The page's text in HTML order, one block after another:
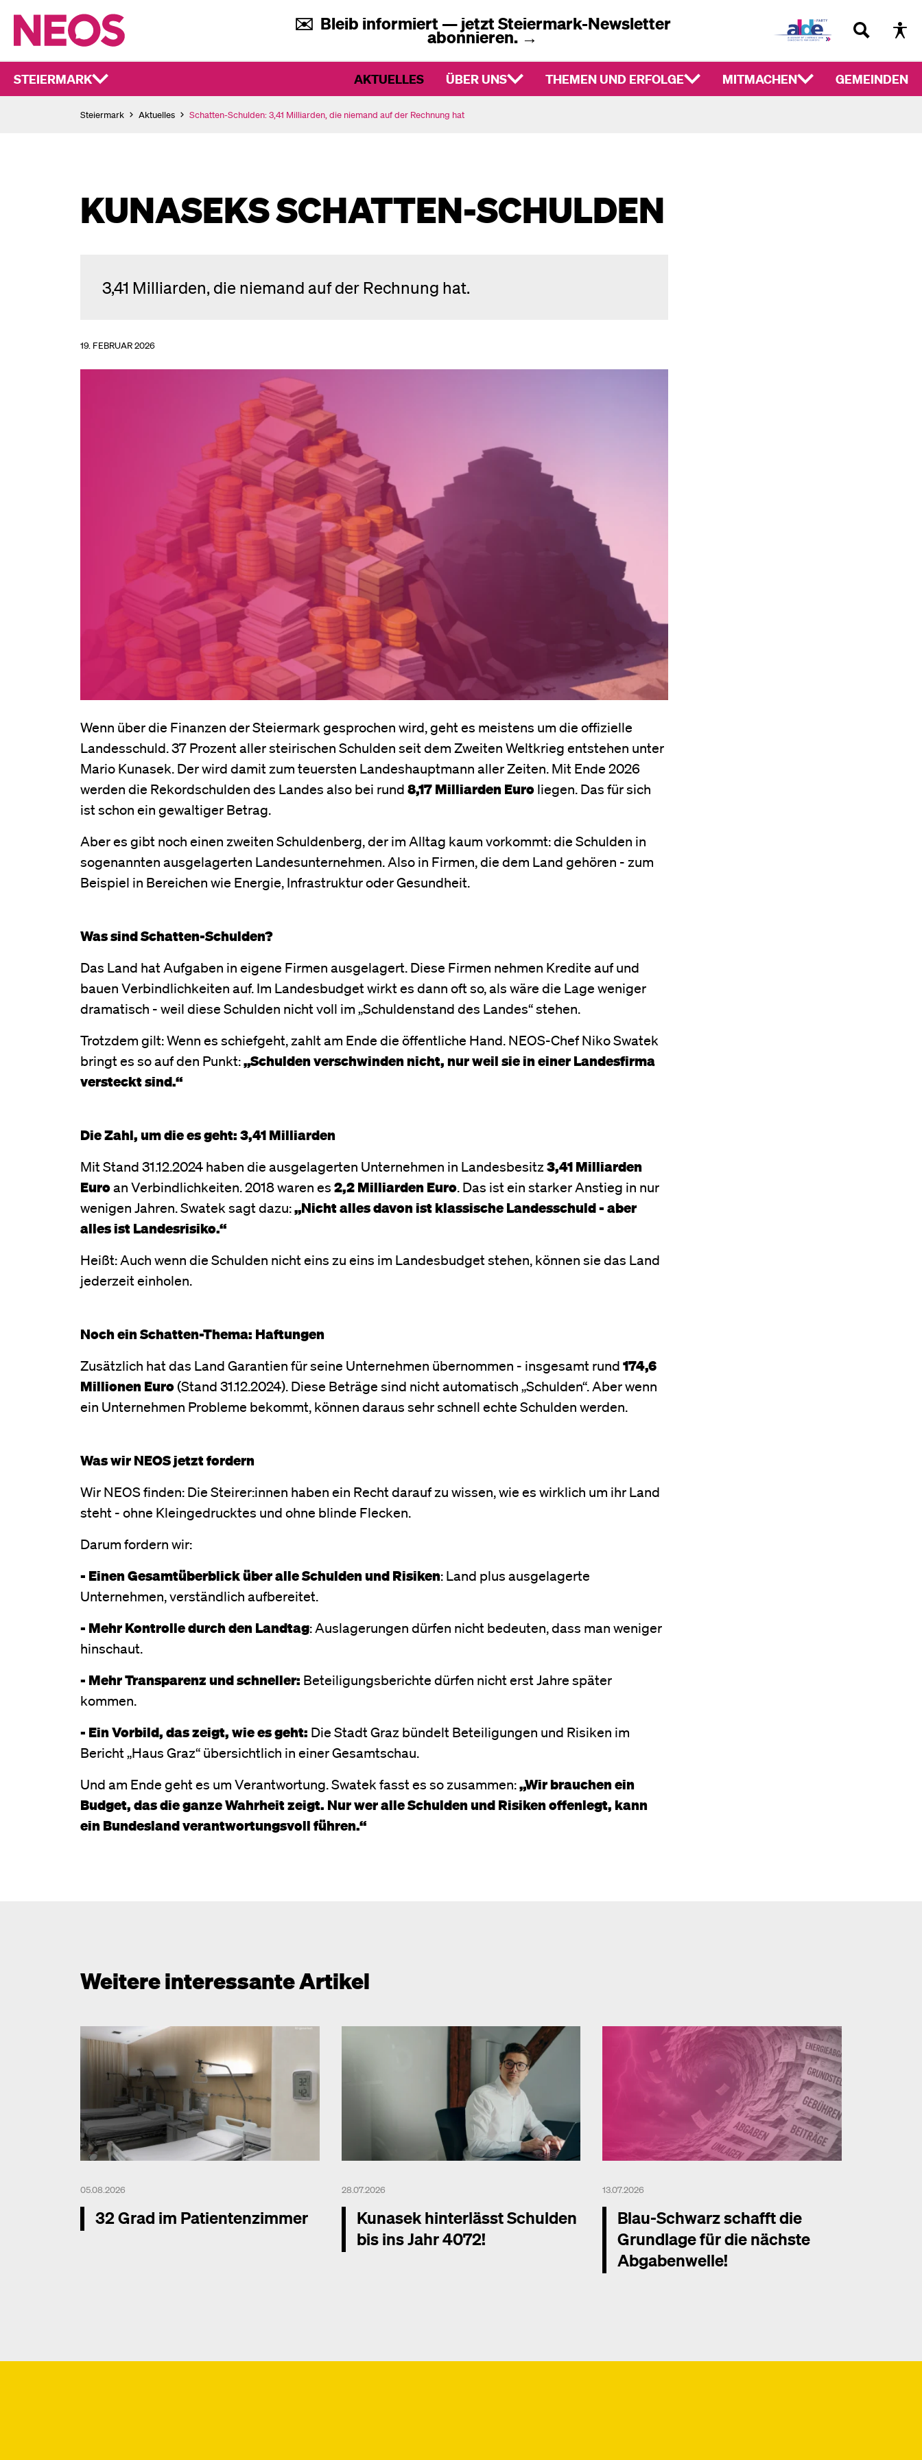
✉️ Bleib informiert — jetztSteiermark-Newsletter
abonnieren.→
STEIERMARK AKTUELLES ÜBER UNS THEMEN UND ERFOLGE MITMACHEN GEMEINDEN
Steiermark Aktuelles Schatten-Schulden: 3,41 Milliarden, die niemand auf der Rechnung hat
KUNASEKS SCHATTEN-SCHULDEN
3,41 Milliarden, die niemand auf der Rechnung hat.
19. FEBRUAR 2026
Wenn über die Finanzen der Steiermark gesprochen wird, geht es meistens um die offizielle
Landesschuld. 37 Prozent aller steirischen Schulden seit dem Zweiten Weltkrieg entstehen unter
Mario Kunasek. Der wird damit zum teuersten Landeshauptmann aller Zeiten. Mit Ende 2026
werden die Rekordschulden des Landes also bei rund8,17 Milliarden Euroliegen. Das für sich
ist schon ein gewaltiger Betrag.
Aber es gibt noch einen zweiten Schuldenberg, der im Alltag kaum vorkommt: die Schulden in
sogenannten ausgelagerten Landesunternehmen. Also in Firmen, die dem Land gehören - zum
Beispiel in Bereichen wie Energie, Infrastruktur oder Gesundheit.
Was sind Schatten-Schulden?
Das Land hat Aufgaben in eigene Firmen ausgelagert. Diese Firmen nehmen Kredite auf und
bauen Verbindlichkeiten auf. Im Landesbudget wirkt es dann oft so, als wäre die Lage weniger
dramatisch - weil diese Schulden nicht voll im „Schuldenstand des Landes“ stehen.
Trotzdem gilt: Wenn es schiefgeht, zahlt am Ende die öffentliche Hand. NEOS-Chef Niko Swatek
bringt es so auf den Punkt:„Schulden verschwinden nicht, nur weil sie in einer Landesfirma
versteckt sind.“
Die Zahl, um die es geht: 3,41 Milliarden
Mit Stand 31.12.2024 haben die ausgelagerten Unternehmen in Landesbesitz3,41 Milliarden
Euroan Verbindlichkeiten. 2018 waren es2,2 Milliarden Euro. Das ist ein starker Anstieg in nur
wenigen Jahren. Swatek sagt dazu:„Nicht alles davon ist klassische Landesschuld - aber
alles ist Landesrisiko.“
Heißt: Auch wenn die Schulden nicht eins zu eins im Landesbudget stehen, können sie das Land
jederzeit einholen.
Noch ein Schatten-Thema: Haftungen
Zusätzlich hat das Land Garantien für seine Unternehmen übernommen - insgesamt rund174,6
Millionen Euro(Stand 31.12.2024). Diese Beträge sind nicht automatisch „Schulden“. Aber wenn
ein Unternehmen Probleme bekommt, können daraus sehr schnell echte Schulden werden.
Was wir NEOS jetzt fordern
Wir NEOS finden: Die Steirer:innen haben ein Recht darauf zu wissen, wie es wirklich um ihr Land
steht - ohne Kleingedrucktes und ohne blinde Flecken.
Darum fordern wir:
- Einen Gesamtüberblick über alle Schulden und Risiken: Land plus ausgelagerte
Unternehmen, verständlich aufbereitet.
- Mehr Kontrolle durch den Landtag: Auslagerungen dürfen nicht bedeuten, dass man weniger
hinschaut.
- Mehr Transparenz und schneller: Beteiligungsberichte dürfen nicht erst Jahre später
kommen.
- Ein Vorbild, das zeigt, wie es geht: Die Stadt Graz bündelt Beteiligungen und Risiken im
Bericht „Haus Graz“ übersichtlich in einer Gesamtschau.
Und am Ende geht es um Verantwortung. Swatek fasst es so zusammen:„Wir brauchen ein
Budget, das die ganze Wahrheit zeigt. Nur wer alle Schulden und Risiken offenlegt, kann
ein Bundesland verantwortungsvoll führen.“
Weitere interessante Artikel
05.08.2026
32 Grad im Patientenzimmer
28.07.2026
Kunasek hinterlässt Schulden
bis ins Jahr 4072!
13.07.2026
Blau-Schwarz schafft die
Grundlage für die nächste
Abgabenwelle!